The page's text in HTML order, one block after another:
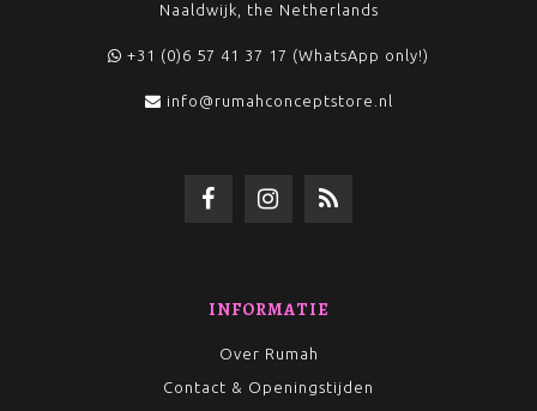
Naaldwijk, the Netherlands
+31 (0)6 57 41 37 17 (WhatsApp only!)
info@rumahconceptstore.nl
INFORMATIE
Over Rumah
Contact & Openingstijden